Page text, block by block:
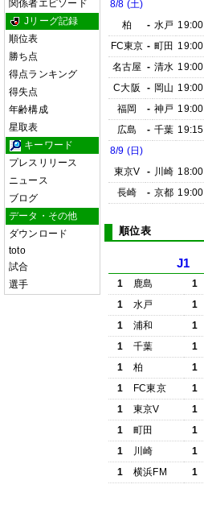
関係者エピソード
Jリーグ記録
順位表
勝ち点
得点ランキング
得失点
年齢構成
星取表
キーワード
プレスリリース
ニュース
ブログ
データ・その他
ダウンロード
toto
試合
選手
8/8 (土)
柏
- 水戸 19:00
FC東京 - 町田 19:00
名古屋 - 清水 19:00
C大阪
- 岡山 19:00
福岡
- 神戸 19:00
広島
- 千葉 19:15
8/9 (日)
東京V
- 川崎 18:00
長崎
- 京都 19:00
順位表
J1
1 鹿島 1
1
水戸 1
1
浦和 1
1
千葉 1
1
柏 1
1
FC東京 1
1
東京V 1
1
町田 1
1
川崎 1
1
横浜FM 1